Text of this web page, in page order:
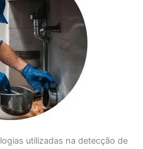
utilizadas na detecção de